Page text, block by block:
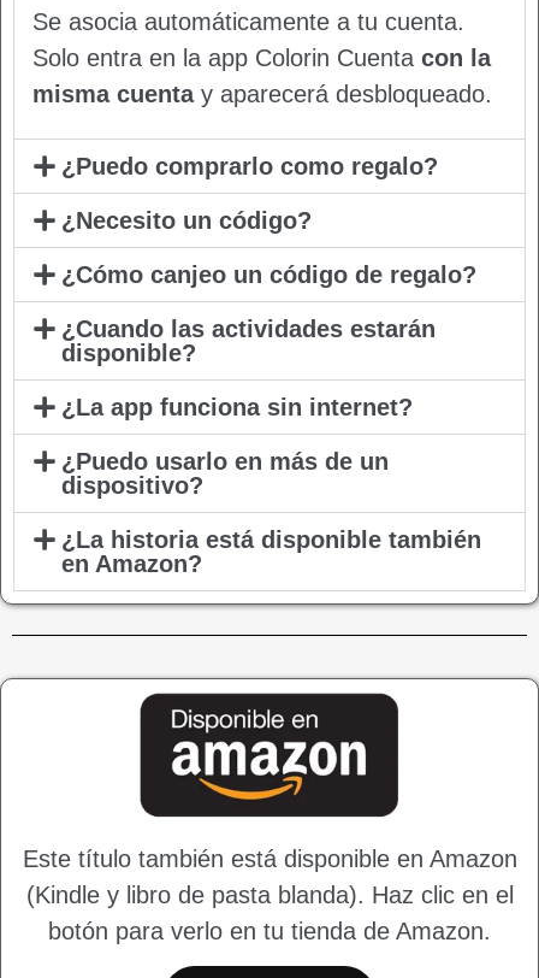
Se asocia automáticamente a tu cuenta.
Solo entra en la app Colorin Cuenta con la
misma cuentay aparecerá desbloqueado.
¿Puedo comprarlo como regalo?
¿Necesito un código?
¿Cómo canjeo un código de regalo?
¿Cuando las actividades estarán
disponible?
¿La app funciona sin internet?
¿Puedo usarlo en más de un
dispositivo?
¿La historia está disponible también
en Amazon?
Este título también está disponible en Amazon
(Kindle y libro de pasta blanda). Haz clic en el
botón para verlo en tu tienda de Amazon.